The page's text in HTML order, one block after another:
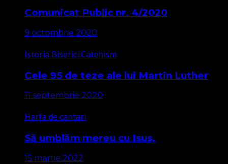
Comunicat Public nr. 4/2020
9 octombrie 2020
Istoria BisericiiCatehism
Cele 95 de teze ale lui Martin Luther
11 septembrie 2020
Harfa de cantari
Să umblăm mereu cu Isus,
15 martie 2022